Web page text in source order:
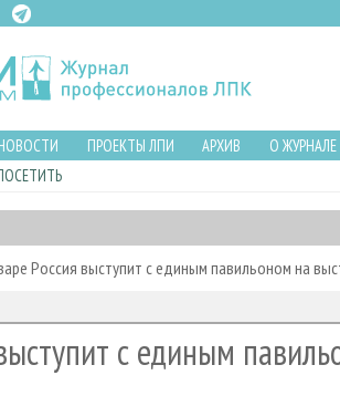
ПРОЕКТЫ ЛПИ АРХИВ О ЖУРНАЛЕ
Россия выступит с единым павильоном на
с единым